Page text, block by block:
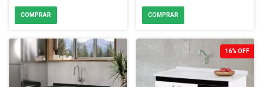
16% OFF